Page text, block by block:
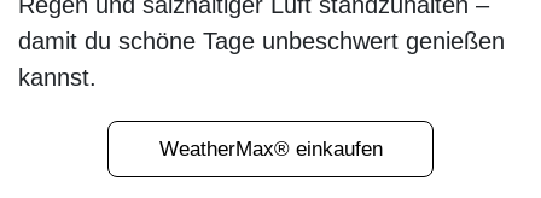
damit du schöne Tage unbeschwert genießen
kannst.
WeatherMax® einkaufen